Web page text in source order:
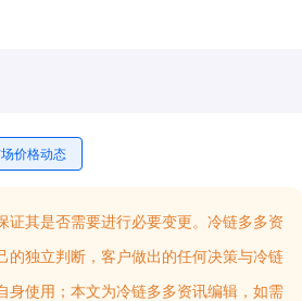
价格动态
其是否需要进行必要变更。冷链多多资
的独立判断，客户做出的任何决策与冷链
身使用；本文为冷链多多资讯编辑，如需